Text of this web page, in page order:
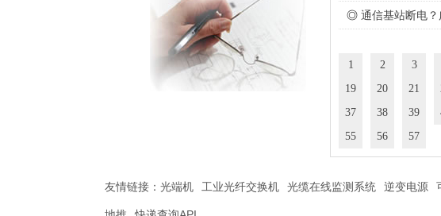
◎ 通信基站断电？
1 2 3
19
20 21
37
38 39
55
56 57
友情链接： 光端机 工业光纤交换机 光缆在线监测系统 逆变电源